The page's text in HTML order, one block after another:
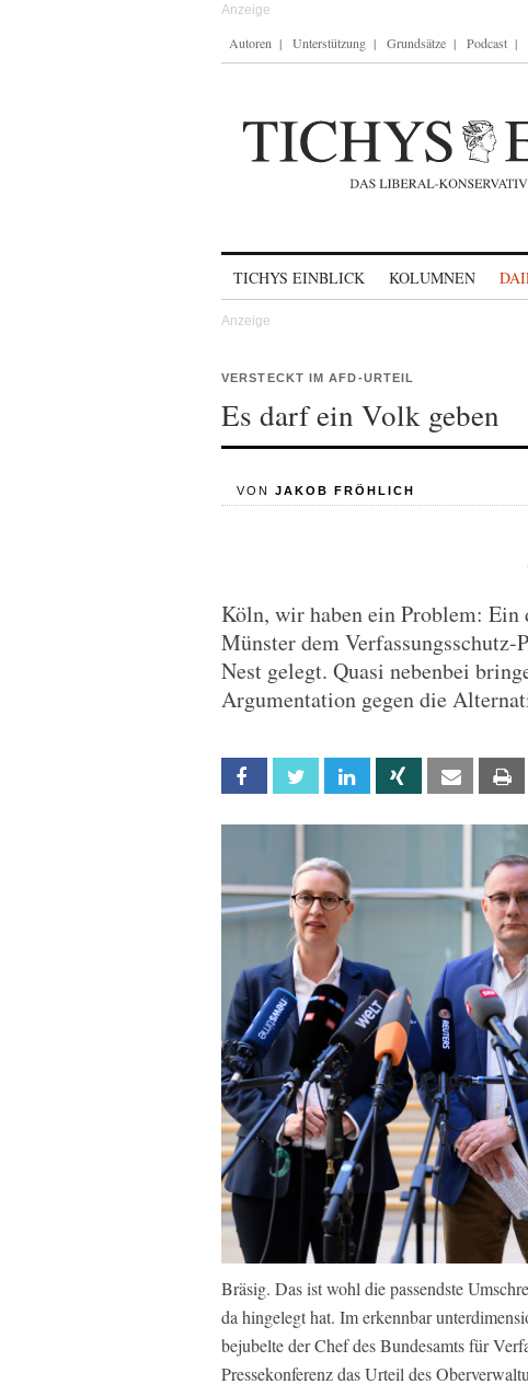
Autoren Unterstützung Grundsätze Podcast
TICHYS EINBLICK KOLUMNEN
VERSTECKT IM AFD-URTEIL
Es darf ein Volk geben
VON JAKOB FRÖHLICH
Köln, wir haben ein Problem: Ein
Münster dem Verfassungsschutz-
Nest gelegt. Quasi nebenbei
Argumentation gegen die
Facebook Twitter Linkedin Xing Email
Bräsig. Das ist wohl die passendste
da hingelegt hat. Im erkennbar
bejubelte der Chef des Bundesamts für
Pressekonferenz das Urteil des